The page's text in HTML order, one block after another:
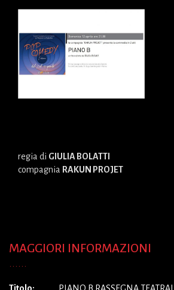
regia di GIULIA BOLATTI
compagnia RAKUN PROJET
MAGGIORI INFORMAZIONI